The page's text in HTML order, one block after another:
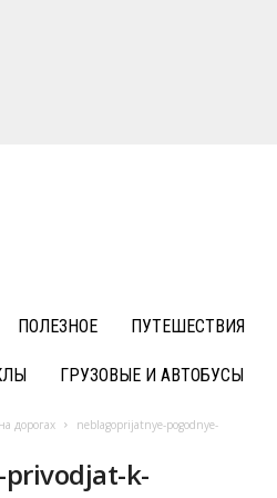
ПОЛЕЗНОЕ ПУТЕШЕСТВИЯ
ГРУЗОВЫЕ И АВТОБУСЫ
дорогах
neblagoprijatnye-pogodnye-
k-